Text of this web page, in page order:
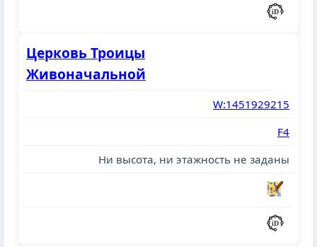
Церковь Троицы
Живоначальной
W:1451929215
F4
Ни высота, ни этажность не заданы